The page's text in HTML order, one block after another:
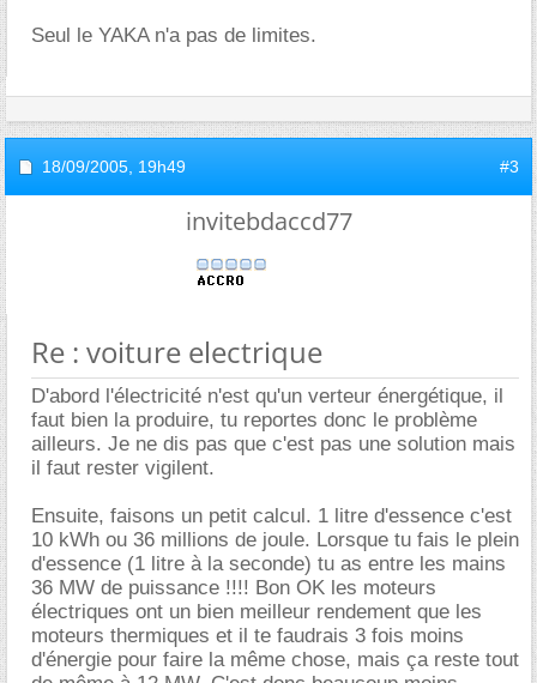
Seul le YAKA n'a pas de limites.
18/09/2005, 19h49 #3
invitebdaccd77
Re : voiture electrique
D'abord l'électricité n'est qu'un verteur énergétique, il
faut bien la produire, tu reportes donc le problème
ailleurs. Je ne dis pas que c'est pas une solution mais
il faut rester vigilent.
Ensuite, faisons un petit calcul. 1 litre d'essence c'est
10 kWh ou 36 millions de joule. Lorsque tu fais le plein
d'essence (1 litre à la seconde) tu as entre les mains
36 MW de puissance !!!! Bon OK les moteurs
électriques ont un bien meilleur rendement que les
moteurs thermiques et il te faudrais 3 fois moins
d'énergie pour faire la même chose, mais ça reste tout